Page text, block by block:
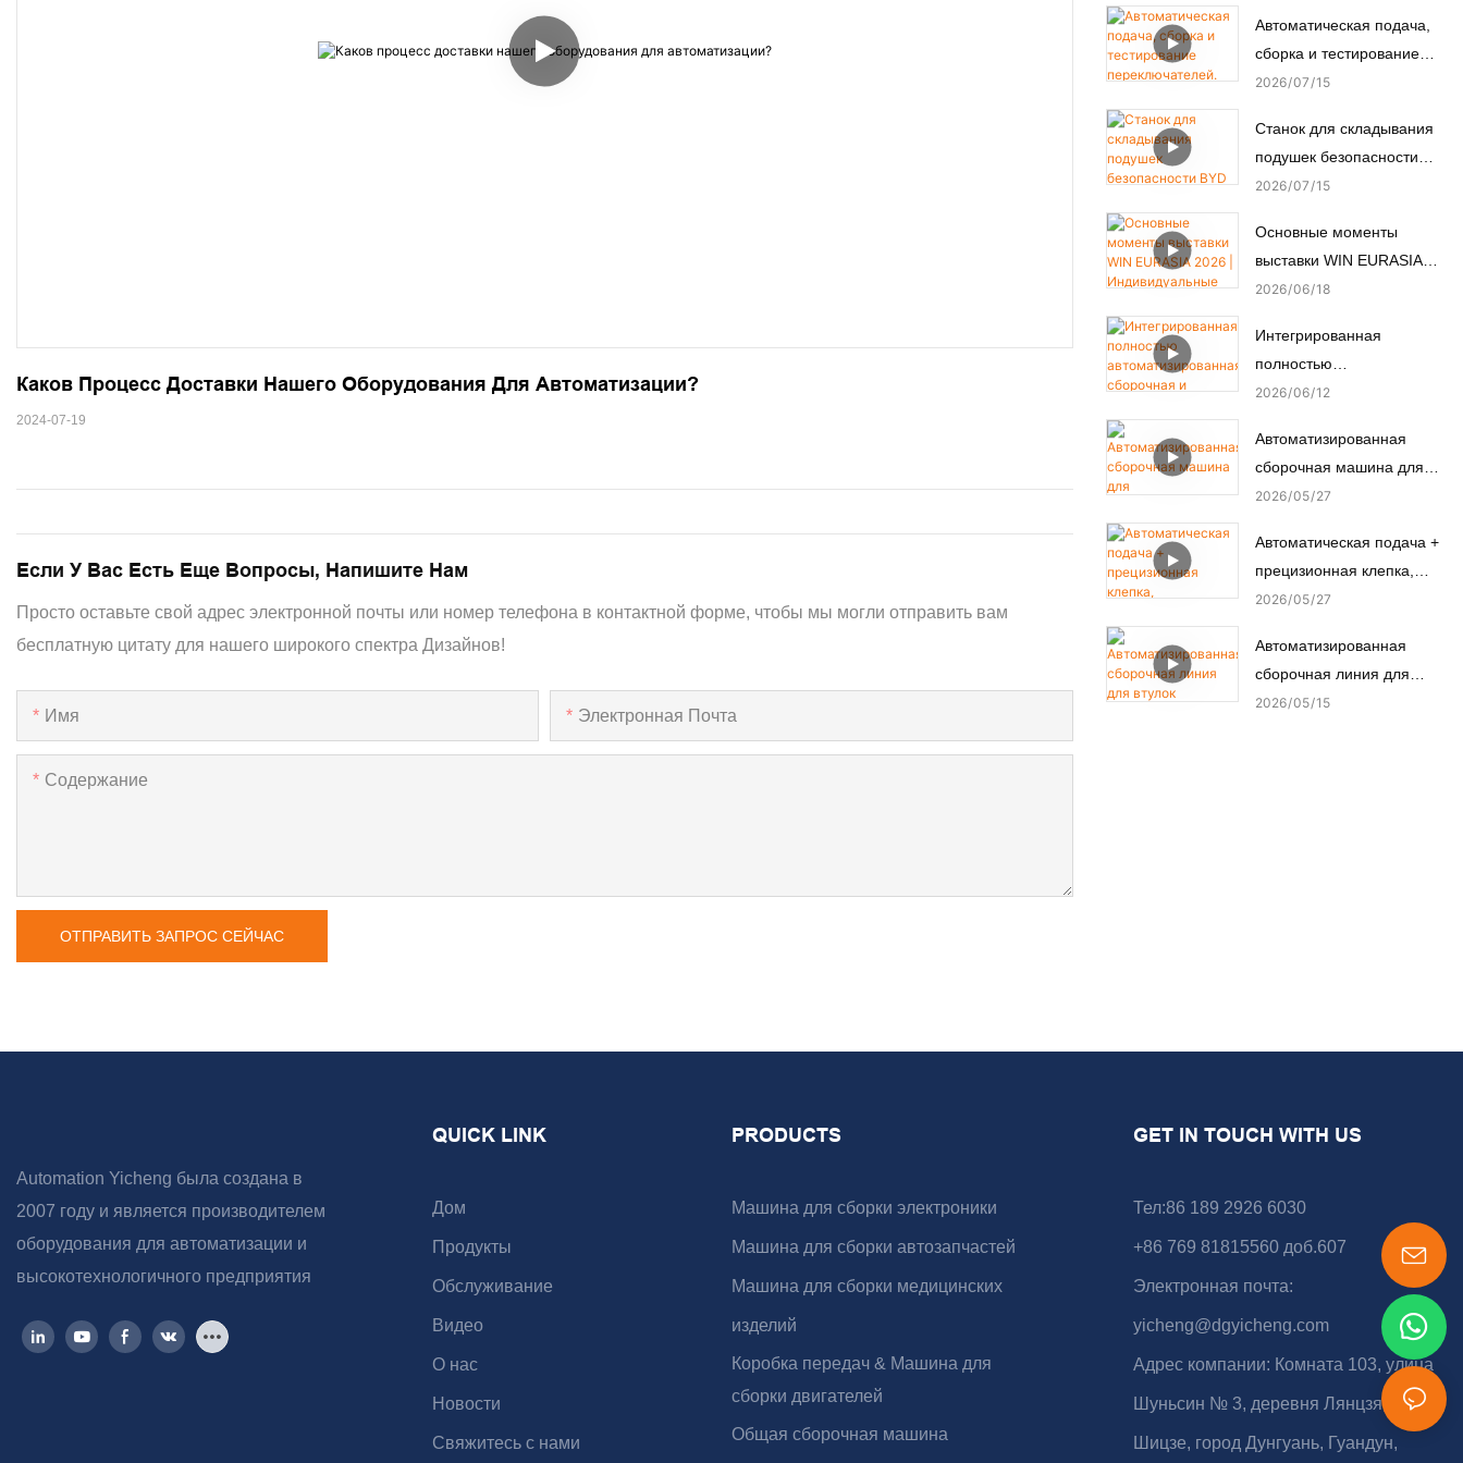
Каков Процесс Доставки Нашего Оборудования Для Автоматизации?
2024-07-19
Если У Вас Есть Еще Вопросы, Напишите Нам
Просто оставьте свой адрес электронной почты или номер телефона в контактной форме, чтобы мы могли отправить вам
бесплатную цитату для нашего широкого спектра Дизайнов!
Имя Электронная Почта
Содержание
ОТПРАВИТЬ ЗАПРОС СЕЙЧАС
Автоматическая подача,
сборка и тестирование
переключателей.
сборочная машина.
2026 07 15
Станок для складывания
подушек безопасности
BYD — как
производство
обеспечивает пассивную
безопасность.
2026 07 15
Основные моменты
выставки WIN EURASIA
2026 | Индивидуальные
автоматизации для
электроники,
автомобильной,
медицинской и моторной
промышленности
2026 06 18
Интегрированная
полностью
автоматизированная
испытательная линия для
нестандартных
микромоторов.
2026 06 12
Автоматизированная
сборочная машина для
переключателей успешно
приемочные испытания
(FAT) у турецкого
заказчика.
2026 05 27
Автоматическая подача +
прецизионная клепка,
автоматизированный
медных шпилек.
2026 05 27
Автоматизированная
сборочная линия для
втулок подрамника
2026 05 15
Automation Yicheng была создана в
2007 году и является производителем
оборудования для автоматизации и
высокотехнологичного предприятия
QUICK LINK
Дом
Продукты
Обслуживание
Видео
О нас
Новости
Свяжитесь с нами
PRODUCTS
Машина для сборки электроники
Машина для сборки автозапчастей
Машина для сборки медицинских
изделий
Коробка передач & Машина для
сборки двигателей
Общая сборочная машина
GET IN TOUCH WITH US
Тел:86 189 2926 6030
+86 769 81815560 доб.607
Электронная почта:
yicheng@dgyicheng.com
Адрес компании: Комната 103, улица
Шуньсин № 3, деревня Лянцзя, город
Шицзе, город Дунгуань, Гуандун,